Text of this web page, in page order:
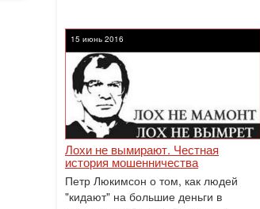
15 июнь 2016
Лохи не вымирают. Честная
история мошенничества
Петр Люкимсон о том, как людей
"кидают" на большие деньги в